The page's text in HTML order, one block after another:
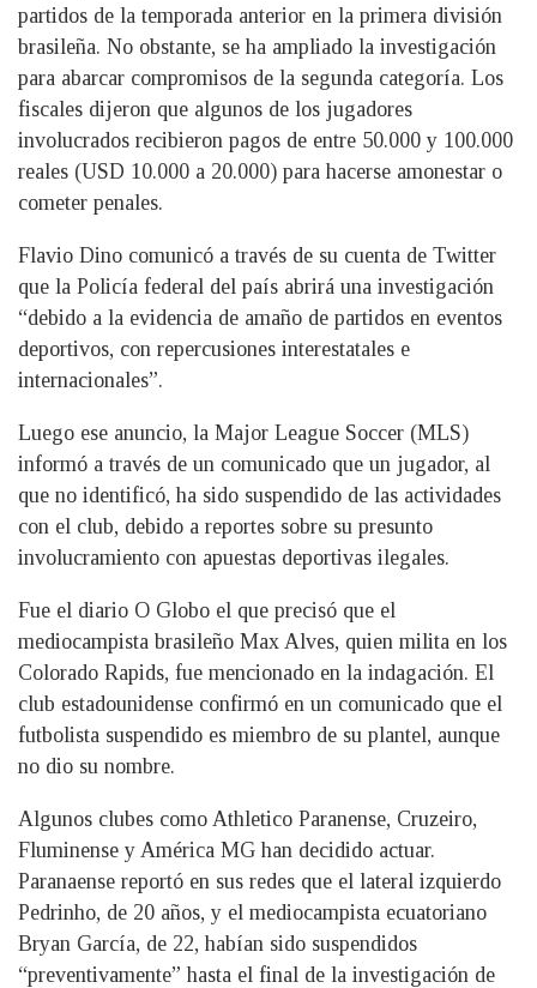
partidos de la temporada anterior en la primera división
brasileña. No obstante, se ha ampliado la investigación
para abarcar compromisos de la segunda categoría. Los
fiscales dijeron que algunos de los jugadores
involucrados recibieron pagos de entre 50.000 y 100.000
reales (USD 10.000 a 20.000) para hacerse amonestar o
cometer penales.
Flavio Dino comunicó a través de su cuenta de Twitter
que la Policía federal del país abrirá una investigación
“debido a la evidencia de amaño de partidos en eventos
deportivos, con repercusiones interestatales e
internacionales”.
Luego ese anuncio, la Major League Soccer (MLS)
informó a través de un comunicado que un jugador, al
que no identificó, ha sido suspendido de las actividades
con el club, debido a reportes sobre su presunto
involucramiento con apuestas deportivas ilegales.
Fue el diario O Globo el que precisó que el
mediocampista brasileño Max Alves, quien milita en los
Colorado Rapids, fue mencionado en la indagación. El
club estadounidense confirmó en un comunicado que el
futbolista suspendido es miembro de su plantel, aunque
no dio su nombre.
Algunos clubes como Athletico Paranense, Cruzeiro,
Fluminense y América MG han decidido actuar.
Paranaense reportó en sus redes que el lateral izquierdo
Pedrinho, de 20 años, y el mediocampista ecuatoriano
Bryan García, de 22, habían sido suspendidos
“preventivamente” hasta el final de la investigación de